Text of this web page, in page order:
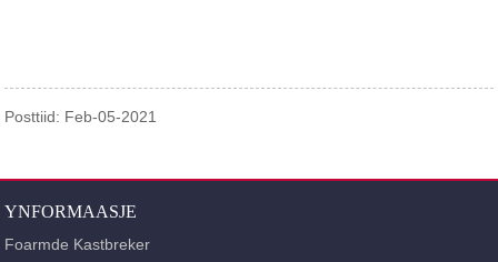
Posttiid: Feb-05-2021
YNFORMAASJE
Foarmde Kastbreker